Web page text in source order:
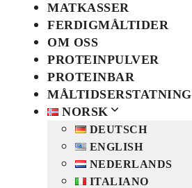
MATKASSER
FERDIGMÅLTIDER
OM OSS
PROTEINPULVER
PROTEINBAR
MÅLTIDSERSTATNING
NORSK
DEUTSCH
ENGLISH
NEDERLANDS
ITALIANO